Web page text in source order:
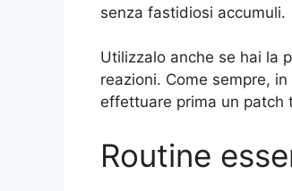
senza fastidiosi accumuli.
Utilizzalo anche se hai la
reazioni. Come sempre,
effettuare prima un patch
Routine